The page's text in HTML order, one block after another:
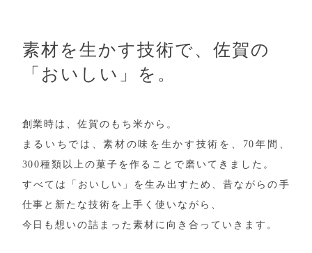
素材を生かす技術で、佐賀の
「おいしい」を。
創業時は、佐賀のもち米から。
まるいちでは、素材の味を生かす技術を、70年間、
300種類以上の菓子を作ることで磨いてきました。
すべては「おいしい」を生み出すため、昔ながらの手
仕事と新たな技術を上手く使いながら、
今日も想いの詰まった素材に向き合っていきます。